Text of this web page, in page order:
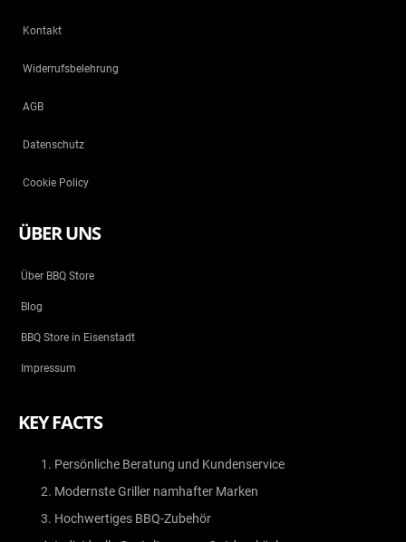
Kontakt
Widerrufsbelehrung
AGB
Datenschutz
Cookie Policy
ÜBER UNS
Über BBQ Store
Blog
BBQ Store in Eisenstadt
Impressum
KEY FACTS
Persönliche Beratung und Kundenservice
Modernste Griller namhafter Marken
Hochwertiges BBQ-Zubehör